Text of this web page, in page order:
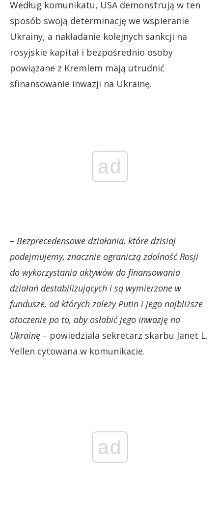
Według komunikatu, USA demonstrują w ten
sposób swoją determinację we wspieranie
Ukrainy, a nakładanie kolejnych sankcji na
rosyjskie kapitał i bezpośrednio osoby
powiązane z Kremlem mają utrudnić
sfinansowanie inwazji na Ukrainę.
ad
– Bezprecedensowe działania, które dzisiaj
podejmujemy, znacznie ograniczą zdolność Rosji
do wykorzystania aktywów do finansowania
działań destabilizujących i są wymierzone w
fundusze, od których zależy Putin i jego najbliższe
otoczenie po to, aby osłabić jego inwazję na
Ukrainę – powiedziała sekretarz skarbu Janet L.
Yellen cytowana w komunikacie.
ad